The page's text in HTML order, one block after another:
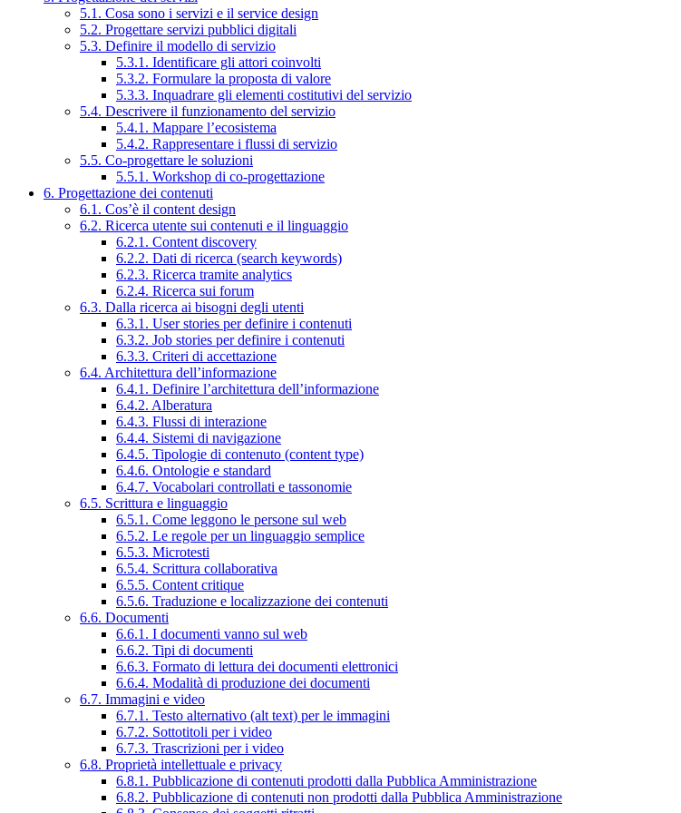
5.1. Cosa sono i servizi e il service design
5.2. Progettare servizi pubblici digitali
5.3. Definire il modello di servizio
5.3.1. Identificare gli attori coinvolti
5.3.2. Formulare la proposta di valore
5.3.3. Inquadrare gli elementi costitutivi del servizio
5.4. Descrivere il funzionamento del servizio
5.4.1. Mappare l’ecosistema
5.4.2. Rappresentare i flussi di servizio
5.5. Co-progettare le soluzioni
5.5.1. Workshop di co-progettazione
6. Progettazione dei contenuti
6.1. Cos’è il content design
6.2. Ricerca utente sui contenuti e il linguaggio
6.2.1. Content discovery
6.2.2. Dati di ricerca (search keywords)
6.2.3. Ricerca tramite analytics
6.2.4. Ricerca sui forum
6.3. Dalla ricerca ai bisogni degli utenti
6.3.1. User stories per definire i contenuti
6.3.2. Job stories per definire i contenuti
6.3.3. Criteri di accettazione
6.4. Architettura dell’informazione
6.4.1. Definire l’architettura dell’informazione
6.4.2. Alberatura
6.4.3. Flussi di interazione
6.4.4. Sistemi di navigazione
6.4.5. Tipologie di contenuto (content type)
6.4.6. Ontologie e standard
6.4.7. Vocabolari controllati e tassonomie
6.5. Scrittura e linguaggio
6.5.1. Come leggono le persone sul web
6.5.2. Le regole per un linguaggio semplice
6.5.3. Microtesti
6.5.4. Scrittura collaborativa
6.5.5. Content critique
6.5.6. Traduzione e localizzazione dei contenuti
6.6. Documenti
6.6.1. I documenti vanno sul web
6.6.2. Tipi di documenti
6.6.3. Formato di lettura dei documenti elettronici
6.6.4. Modalità di produzione dei documenti
6.7. Immagini e video
6.7.1. Testo alternativo (alt text) per le immagini
6.7.2. Sottotitoli per i video
6.7.3. Trascrizioni per i video
6.8. Proprietà intellettuale e privacy
6.8.1. Pubblicazione di contenuti prodotti dalla Pubblica Amministrazione
6.8.2. Pubblicazione di contenuti non prodotti dalla Pubblica Amministrazione